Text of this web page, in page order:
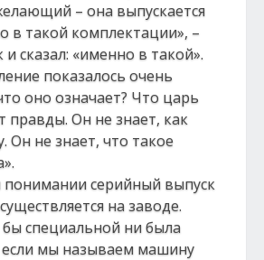
– она выпускается
в такой комплектации», –
сказал: «именно в такой».
показалось очень
оно означает? Что царь
правды. Он не знает, как
Он не знает, что такое
понимании серийный выпуск
на заводе.
специальной ни была
мы называем машину